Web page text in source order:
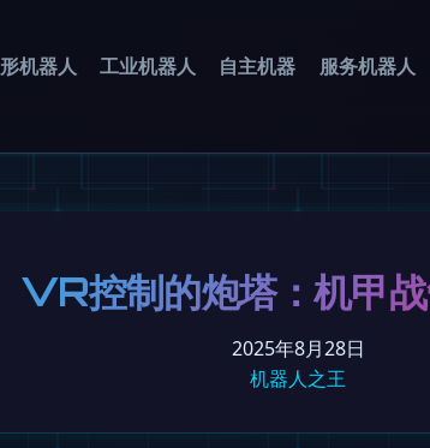
机器人 工业机器人 自主机器 服务机器人
VR控制的炮塔：机甲
2025年8月28日
机器人之王